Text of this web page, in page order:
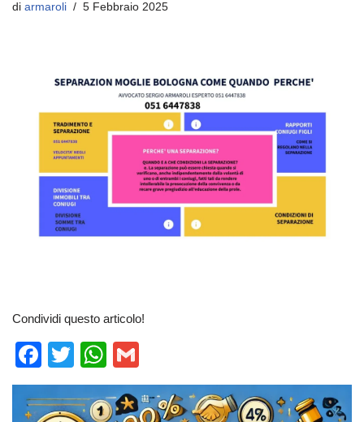
di armaroli 5 Febbraio 2025
Condividi questo articolo!
F
a
c
T
wi
tt
W
h
at
m
ail